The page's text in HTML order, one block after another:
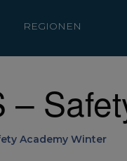
REGIONEN
Academy Winter